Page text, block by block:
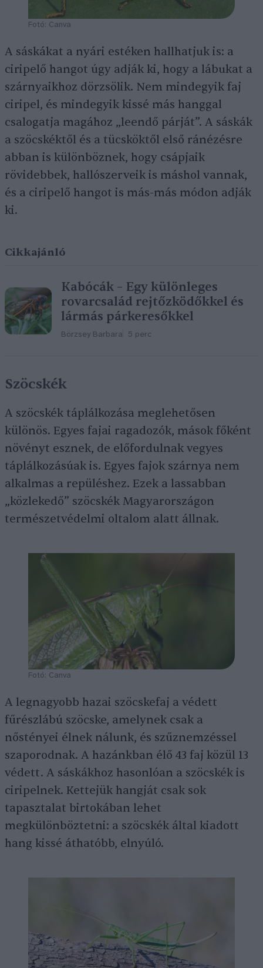
Fotó: Canva
A sáskákat a nyári estéken hallhatjuk is: a
ciripelő hangot úgy adják ki, hogy a lábukat a
szárnyaikhoz dörzsölik. Nem mindegyik faj
ciripel, és mindegyik kissé más hanggal
csalogatja magához „leendő párját”. A sáskák
a szöcskéktől és a tücsköktől első ránézésre
abban is különböznek, hogy csápjaik
rövidebbek, hallószerveik is máshol vannak,
és a ciripelő hangot is más-más módon adják
ki.
Cikkajánló
Kabócák – Egy különleges
rovarcsalád rejtőzködőkkel és
lármás párkeresőkkel
Börzsey Barbara 5 perc
Szöcskék
A szöcskék táplálkozása meglehetősen
különös. Egyes fajai ragadozók, mások főként
növényt esznek, de előfordulnak vegyes
táplálkozásúak is. Egyes fajok szárnya nem
alkalmas a repüléshez. Ezek a lassabban
„közlekedő” szöcskék Magyarországon
természetvédelmi oltalom alatt állnak.
Fotó: Canva
A legnagyobb hazai szöcskefaj a védett
fűrészlábú szöcske, amelynek csak a
nőstényei élnek nálunk, és szűznemzéssel
szaporodnak. A hazánkban élő 43 faj közül 13
védett. A sáskákhoz hasonlóan a szöcskék is
ciripelnek. Kettejük hangját csak sok
tapasztalat birtokában lehet
megkülönböztetni: a szöcskék által kiadott
hang kissé áthatóbb, elnyúló.